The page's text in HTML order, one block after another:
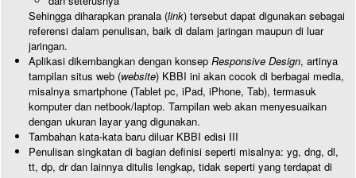
Sehingga diharapkan pranala (link) tersebut dapat digunakan sebagai
referensi dalam penulisan, baik di dalam jaringan maupun di luar
jaringan.
Aplikasi dikembangkan dengan konsep Responsive Design, artinya
tampilan situs web (website) KBBI ini akan cocok di berbagai media,
misalnya smartphone (Tablet pc, iPad, iPhone, Tab), termasuk
komputer dan netbook/laptop. Tampilan web akan menyesuaikan
dengan ukuran layar yang digunakan.
Tambahan kata-kata baru diluar KBBI edisi III
Penulisan singkatan di bagian definisi seperti misalnya: yg, dng, dl,
tt, dp, dr dan lainnya ditulis lengkap, tidak seperti yang terdapat di